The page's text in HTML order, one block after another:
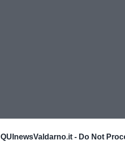
QUInewsValdarno.it - Do Not